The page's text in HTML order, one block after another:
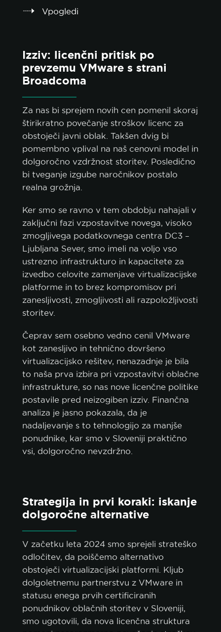
Vpogledi
Izziv: licenčni pritisk po
prevzemu VMware s strani
Broadcoma
Za nas bi sprejem novih cen pomenil skoraj
štirikratno povečanje stroškov licenc za
obstoječi javni oblak. Takšen dvig bi
pomembno vplival na naš cenovni model in
dolgoročno vzdržnost storitev. Posledično
bi tveganje izgube naročnikov postalo
realna grožnja.
Ker smo se ravno v tem obdobju nahajali v
zaključni fazi vzpostavitve novega, visoko
zmogljivega podatkovnega centra DC3 –
Ljubljana Sever, smo imeli na voljo vso
ustrezno infrastrukturo in kapacitete za
izvedbo celovite zamenjave virtualizacijske
platforme in to brez kompromisov pri
zanesljivosti, zmogljivosti ali razpoložljivosti
storitev.
Čeprav sem osebno vedno cenil VMware
kot zanesljivo in tehnično dovršeno
virtualizacijsko rešitev, nenazadnje je bila
to naša prva izbira pri vzpostavitvi oblačne
infrastrukture, so nas nove licenčne politike
postavile pred neizogiben izziv. Finančna
analiza je jasno pokazala, da je
nadaljevanje s to tehnologijo za manjše
ponudnike, kar smo v Sloveniji praktično
vsi, dolgoročno nevzdržno.
Strategija in prvi koraki: iskanje
dolgoročne alternative
V začetku leta 2024 smo sprejeli strateško
odločitev, da poiščemo alternativo
obstoječi virtualizacijski platformi. Kljub
dolgoletnemu partnerstvu z VMware in
statusu enega prvih certificiranih
ponudnikov oblačnih storitev v Sloveniji,
smo ugotovili, da nova licenčna struktura